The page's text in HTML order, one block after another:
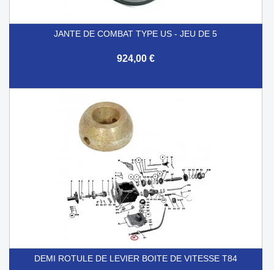
JANTE DE COMBAT TYPE US - JEU DE 5
924,00 €
DEMI ROTULE DE LEVIER BOITE DE VITESSE T84